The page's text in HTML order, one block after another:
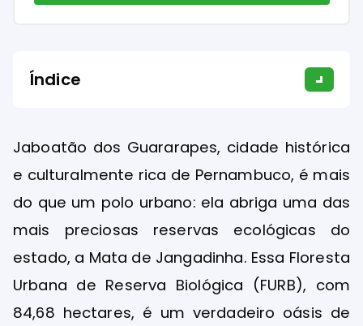
Índice
Jaboatão dos Guararapes, cidade histórica
e culturalmente rica de Pernambuco, é mais
do que um polo urbano: ela abriga uma das
mais preciosas reservas ecológicas do
estado, a Mata de Jangadinha. Essa Floresta
Urbana de Reserva Biológica (FURB), com
84,68 hectares, é um verdadeiro oásis de